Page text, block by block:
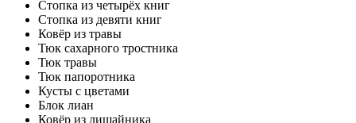
Стопка из четырёх книг
Стопка из девяти книг
Ковёр из травы
Тюк сахарного тростника
Тюк травы
Тюк папоротника
Кусты с цветами
Блок лиан
Ковёр из лишайника